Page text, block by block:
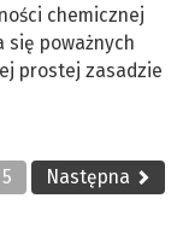
chemicznej
się poważnych
prostej zasadzie
5 Następna